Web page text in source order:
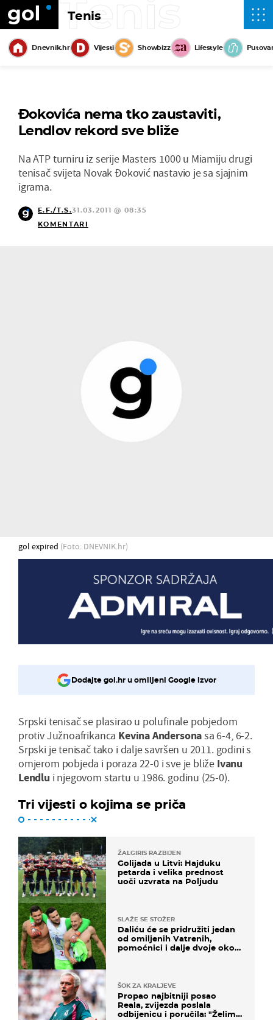
Tenis
Tenis
Dnevnik.hr Vijesti Showbizz Lifestyle
Đokovića nema tko zaustaviti,
Lendlov rekord sve bliže
Na ATP turniru iz serije Masters 1000 u Miamiju drugi
tenisač svijeta Novak Đoković nastavio je sa sjajnim
igrama.
E.F./T.S.31.03.2011 @ 08:35
KOMENTARI
gol expired (Foto: DNEVNIK.hr)
Dodajte gol.hr u omiljeni Google izvor
Srpski tenisač se plasirao u polufinale pobjedom
protiv Južnoafrikanca Kevina Andersonasa 6-4, 6-2.
Srpski je tenisač tako i dalje savršen u 2011. godini s
omjerom pobjeda i poraza 22-0 i sve je bliže Ivanu
Lendlu i njegovom startu u 1986. godinu (25-0).
Tri vijesti o kojima se priča
ŽALGIRIS RAZBIJEN
Golijada u Litvi: Hajduku
petarda i velika prednost
uoči uzvrata na Poljudu
SLAŽE SE STOŽER
Daliću će se pridružiti jedan
od omiljenih Vatrenih,
pomoćnici i dalje dvoje oko
ŠOK ZA KRALJEVE
Propao najbitniji posao
Reala, zvijezda poslala
odbijenicu i poručila: "Želim